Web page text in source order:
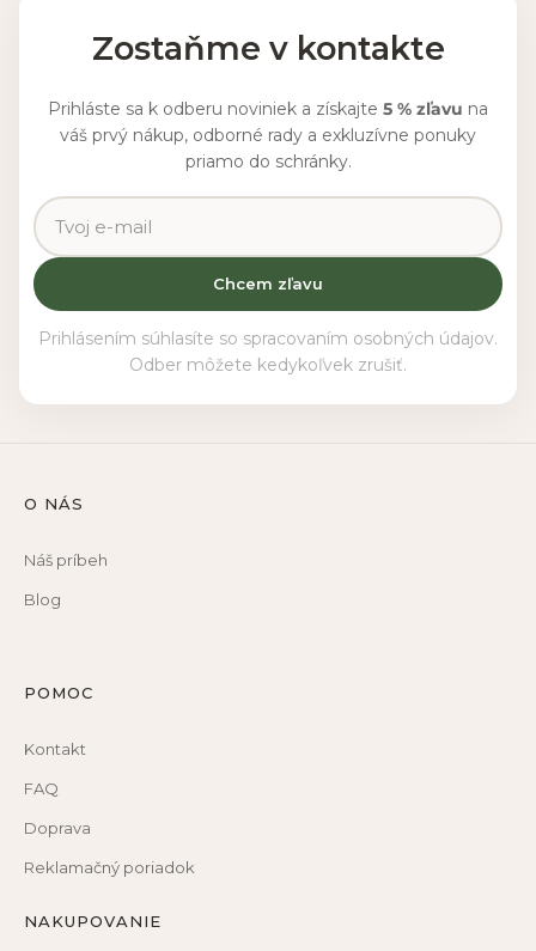
Zostaňme v kontakte
Prihláste sa k odberu noviniek a získajte 5 % zľavu na
váš prvý nákup, odborné rady a exkluzívne ponuky
priamo do schránky.
Chcem zľavu
Prihlásením súhlasíte so spracovaním osobných údajov.
Odber môžete kedykoľvek zrušiť.
O NÁS
Náš príbeh
Blog
POMOC
Kontakt
FAQ
Doprava
Reklamačný poriadok
NAKUPOVANIE